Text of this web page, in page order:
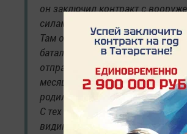
он заключил контракт с
силами России, и мы поехали на
Там он служил командиром
батальоне воинской части. Когда
отправили в Сирию, сыну было
месяцев. Он — долгожданный
родился через шесть лет после
С тех пор мы живем в режиме
видимся с отцом лишь во время